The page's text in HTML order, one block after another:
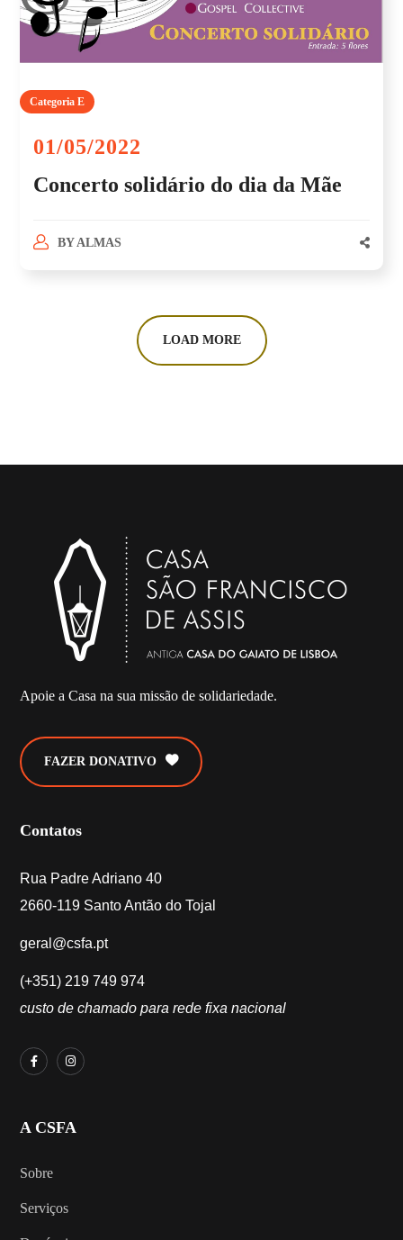
Categoria E
01/05/2022
Concerto solidário do dia da Mãe
BYALMAS
LOAD MORE
Apoie a Casa na sua missão de solidariedade.
FAZER DONATIVO
Contatos
Rua Padre Adriano 40
2660-119 Santo Antão do Tojal
geral@csfa.pt
(+351) 219 749 974
custo de chamado para rede fixa nacional
A CSFA
Sobre
Serviços